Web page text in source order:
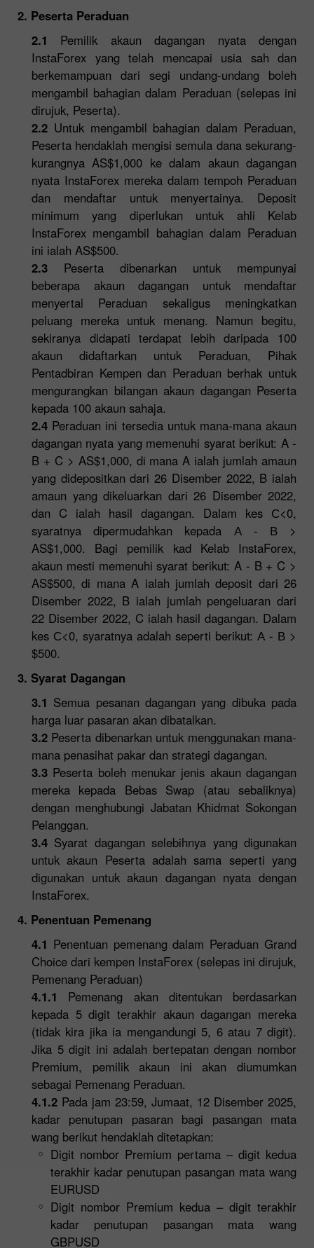
2. Peserta Peraduan
2.1 Pemilik akaun dagangan nyata dengan
InstaForex yang telah mencapai usia sah dan
berkemampuan dari segi undang-undang boleh
mengambil bahagian dalam Peraduan (selepas ini
dirujuk, Peserta).
2.2 Untuk mengambil bahagian dalam Peraduan,
Peserta hendaklah mengisi semula dana sekurang-
kurangnya AS$1,000 ke dalam akaun dagangan
nyata InstaForex mereka dalam tempoh Peraduan
dan mendaftar untuk menyertainya. Deposit
minimum yang diperlukan untuk ahli Kelab
InstaForex mengambil bahagian dalam Peraduan
ini ialah AS$500.
2.3 Peserta dibenarkan untuk mempunyai
beberapa akaun dagangan untuk mendaftar
menyertai Peraduan sekaligus meningkatkan
peluang mereka untuk menang. Namun begitu,
sekiranya didapati terdapat lebih daripada 100
akaun didaftarkan untuk Peraduan, Pihak
Pentadbiran Kempen dan Peraduan berhak untuk
mengurangkan bilangan akaun dagangan Peserta
kepada 100 akaun sahaja.
2.4 Peraduan ini tersedia untuk mana-mana akaun
dagangan nyata yang memenuhi syarat berikut: A -
B + C > AS$1,000, di mana A ialah jumlah amaun
yang didepositkan dari 26 Disember 2022, B ialah
amaun yang dikeluarkan dari 26 Disember 2022,
dan C ialah hasil dagangan. Dalam kes С<0,
syaratnya dipermudahkan kepada А - В >
AS$1,000. Bagi pemilik kad Kelab InstaForex,
akaun mesti memenuhi syarat berikut: A - B + C >
AS$500, di mana A ialah jumlah deposit dari 26
Disember 2022, B ialah jumlah pengeluaran dari
22 Disember 2022, C ialah hasil dagangan. Dalam
kes С<0, syaratnya adalah seperti berikut: А - В >
$500.
3. Syarat Dagangan
3.1 Semua pesanan dagangan yang dibuka pada
harga luar pasaran akan dibatalkan.
3.2 Peserta dibenarkan untuk menggunakan mana-
mana penasihat pakar dan strategi dagangan.
3.3 Peserta boleh menukar jenis akaun dagangan
mereka kepada Bebas Swap (atau sebaliknya)
dengan menghubungi Jabatan Khidmat Sokongan
Pelanggan.
3.4 Syarat dagangan selebihnya yang digunakan
untuk akaun Peserta adalah sama seperti yang
digunakan untuk akaun dagangan nyata dengan
InstaForex.
4. Penentuan Pemenang
4.1 Penentuan pemenang dalam Peraduan Grand
Choice dari kempen InstaForex (selepas ini dirujuk,
Pemenang Peraduan)
4.1.1 Pemenang akan ditentukan berdasarkan
kepada 5 digit terakhir akaun dagangan mereka
(tidak kira jika ia mengandungi 5, 6 atau 7 digit).
Jika 5 digit ini adalah bertepatan dengan nombor
Premium, pemilik akaun ini akan diumumkan
sebagai Pemenang Peraduan.
4.1.2 Pada jam 23:59, Jumaat, 12 Disember 2025,
kadar penutupan pasaran bagi pasangan mata
wang berikut hendaklah ditetapkan:
Digit nombor Premium pertama – digit kedua
terakhir kadar penutupan pasangan mata wang
EURUSD
Digit nombor Premium kedua – digit terakhir
kadar penutupan pasangan mata wang
GBPUSD